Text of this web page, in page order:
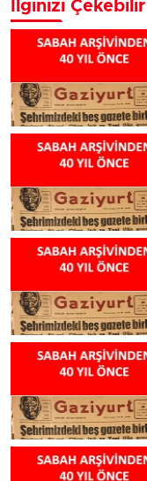
İlginizi Çekebilir